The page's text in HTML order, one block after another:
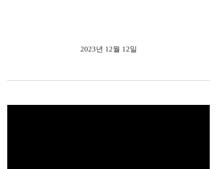
2023년 12월 12일